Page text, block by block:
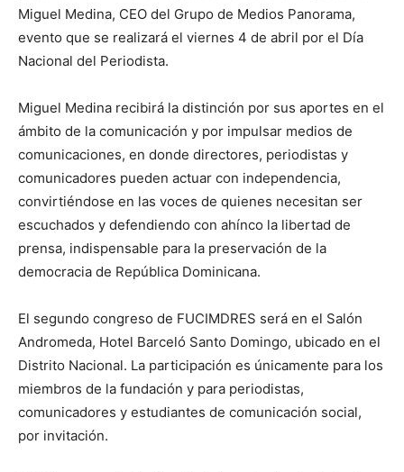
Miguel Medina, CEO del Grupo de Medios Panorama,
evento que se realizará el viernes 4 de abril por el Día
Nacional del Periodista.
Miguel Medina recibirá la distinción por sus aportes en el
ámbito de la comunicación y por impulsar medios de
comunicaciones, en donde directores, periodistas y
comunicadores pueden actuar con independencia,
convirtiéndose en las voces de quienes necesitan ser
escuchados y defendiendo con ahínco la libertad de
prensa, indispensable para la preservación de la
democracia de República Dominicana.
El segundo congreso de FUCIMDRES será en el Salón
Andromeda, Hotel Barceló Santo Domingo, ubicado en el
Distrito Nacional. La participación es únicamente para los
miembros de la fundación y para periodistas,
comunicadores y estudiantes de comunicación social,
por invitación.